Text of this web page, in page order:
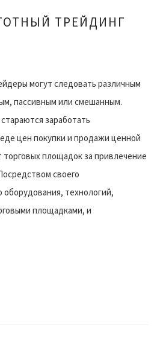
ТРЕЙДИНГ
могут следовать различным
пассивным или смешанным.
заработать
цен покупки и продажи ценной
торговых площадок за привлечение
своего
оборудования, технологий,
площадками, и